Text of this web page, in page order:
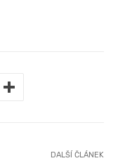
DALŠÍ ČLÁNEK